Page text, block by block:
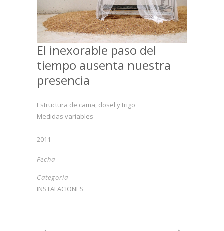
El inexorable paso del
tiempo ausenta nuestra
presencia
Estructura de cama, dosel y trigo
Medidas variables
2011
Fecha
Categoría
INSTALACIONES